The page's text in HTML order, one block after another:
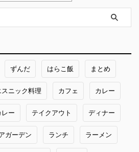
ずんだ はらこ飯 まとめ
スニック料理 カフェ カレー
ー テイクアウト ディナー
ガーデン ランチ ラーメン